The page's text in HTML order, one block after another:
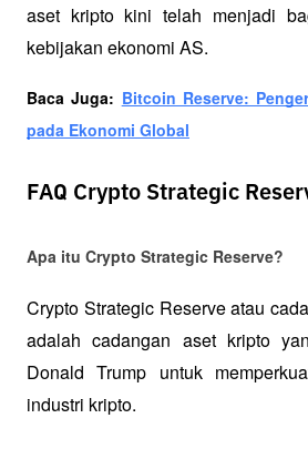
aset kripto kini telah menjadi
kebijakan ekonomi AS.
Baca Juga: Bitcoin Reserve:
pada Ekonomi Global
FAQ Crypto Strategic
Apa itu Crypto Strategic Reserve?
Crypto Strategic Reserve atau
adalah cadangan aset kripto
Donald Trump untuk
industri kripto.